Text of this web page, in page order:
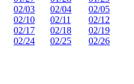
02/03 02/04
02/05
02/10 02/11
02/12
02/17 02/18
02/19
02/24 02/25 02/26